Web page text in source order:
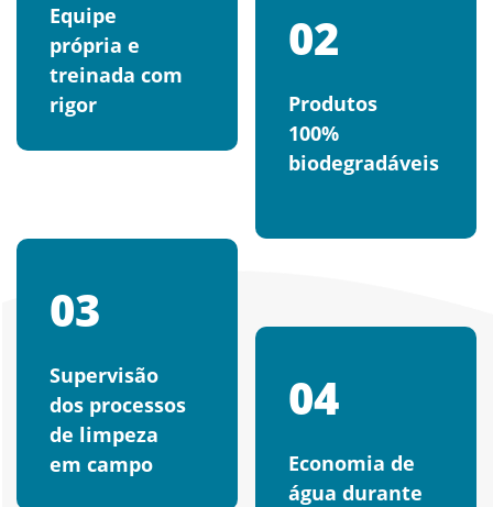
Equipe
própria e
treinada com
rigor
02
Produtos
100%
biodegradáveis
03
Supervisão
dos processos
de limpeza
em campo
04
Economia de
água durante